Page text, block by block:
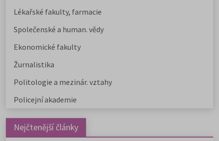
Lékařské fakulty, farmacie
Společenské a human. vědy
Ekonomické fakulty
Žurnalistika
Politologie a mezinár. vztahy
Policejní akademie
Nejčtenější články